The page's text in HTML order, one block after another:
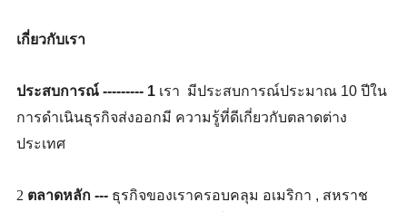
เกี่ยวกับเรา
ประสบการณ์ --------- 1 เรา มีประสบการณ์ประมาณ 10 ปีใน
การดำเนินธุรกิจส่งออกมี ความรู้ที่ดีเกี่ยวกับตลาดต่าง
ประเทศ
2 ตลาดหลัก --- ธุรกิจของเราครอบคลุม อเมริกา , สหราช